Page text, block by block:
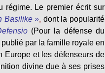
régime. Le premier écrit sur
Basilike », dont la popularité
(Pour la défense du
par la famille royale en
Europe et les défenseurs de
divine due à ses prises